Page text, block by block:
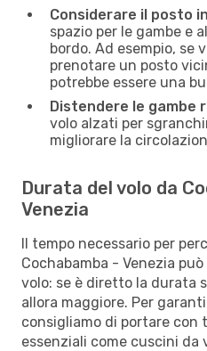
Considerare il posto
spazio per le gambe e
bordo. Ad esempio, se
prenotare un posto
potrebbe essere una
Distendere le gambe
volo alzati per
migliorare la
Durata del volo da
Venezia
Il tempo necessario per
Cochabamba - Venezia
volo: se è diretto la durata
allora maggiore. Per
consigliamo di portare con
essenziali come cuscini da